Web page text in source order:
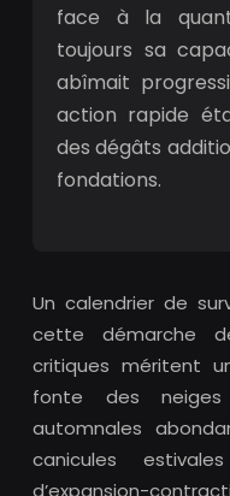
face à la
toujours sa
abîmait
action rapide
des dégâts
fondations.
Un calendrier de
cette démarche
critiques méritent
fonte des
automnales
canicules
d’expansion-